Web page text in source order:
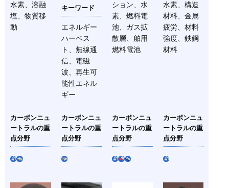
水素、溶融
塩、物質移
動
カーボンニュ
ートラルの重
点分野
キーワード
エネルギー
ハーベス
ト、無線通
信、電磁
波、再生可
能性エネル
ギー
カーボンニュ
ートラルの重
点分野
ション、水
素、燃料電
池、ガス拡
散層、舶用
燃料電池
カーボンニュ
ートラルの重
点分野
水素、構造
材料、金属
疲労、材料
強度、鉄鋼
材料
カーボンニュ
ートラルの重
点分野